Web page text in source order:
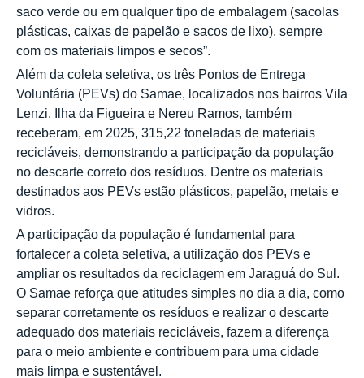
saco verde ou em qualquer tipo de embalagem (sacolas
plásticas, caixas de papelão e sacos de lixo), sempre
com os materiais limpos e secos”.
Além da coleta seletiva, os três Pontos de Entrega
Voluntária (PEVs) do Samae, localizados nos bairros Vila
Lenzi, Ilha da Figueira e Nereu Ramos, também
receberam, em 2025, 315,22 toneladas de materiais
recicláveis, demonstrando a participação da população
no descarte correto dos resíduos. Dentre os materiais
destinados aos PEVs estão plásticos, papelão, metais e
vidros.
A participação da população é fundamental para
fortalecer a coleta seletiva, a utilização dos PEVs e
ampliar os resultados da reciclagem em Jaraguá do Sul.
O Samae reforça que atitudes simples no dia a dia, como
separar corretamente os resíduos e realizar o descarte
adequado dos materiais recicláveis, fazem a diferença
para o meio ambiente e contribuem para uma cidade
mais limpa e sustentável.